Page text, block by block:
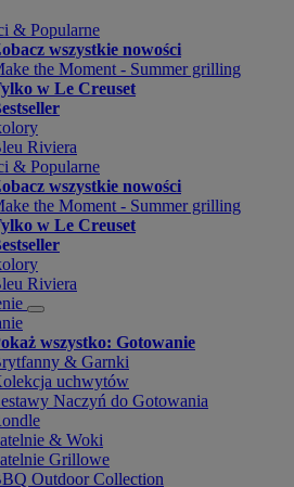
& Popularne
wszystkie nowości
the Moment - Summer grilling
w Le Creuset
Riviera
& Popularne
wszystkie nowości
the Moment - Summer grilling
w Le Creuset
Riviera
wszystko: Gotowanie
& Garnki
uchwytów
Naczyń do Gotowania
& Woki
Grillowe
Outdoor Collection